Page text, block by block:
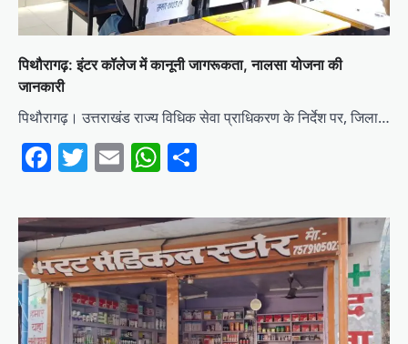
पिथौरागढ़: इंटर कॉलेज में कानूनी जागरूकता, नालसा योजना की
जानकारी
पिथौरागढ़। उत्तराखंड राज्य विधिक सेवा प्राधिकरण के निर्देश पर, जिला…
Facebook
Twitter
EmailWhatsApp